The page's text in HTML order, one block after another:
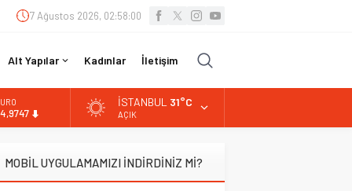
7 Ağustos 2026, 02:58:01
Alt Yapılar Kadınlar İletişim
İSTANBUL 31°C
AÇIK
MOBİL UYGULAMAMIZI İNDİRDİNİZ Mİ?